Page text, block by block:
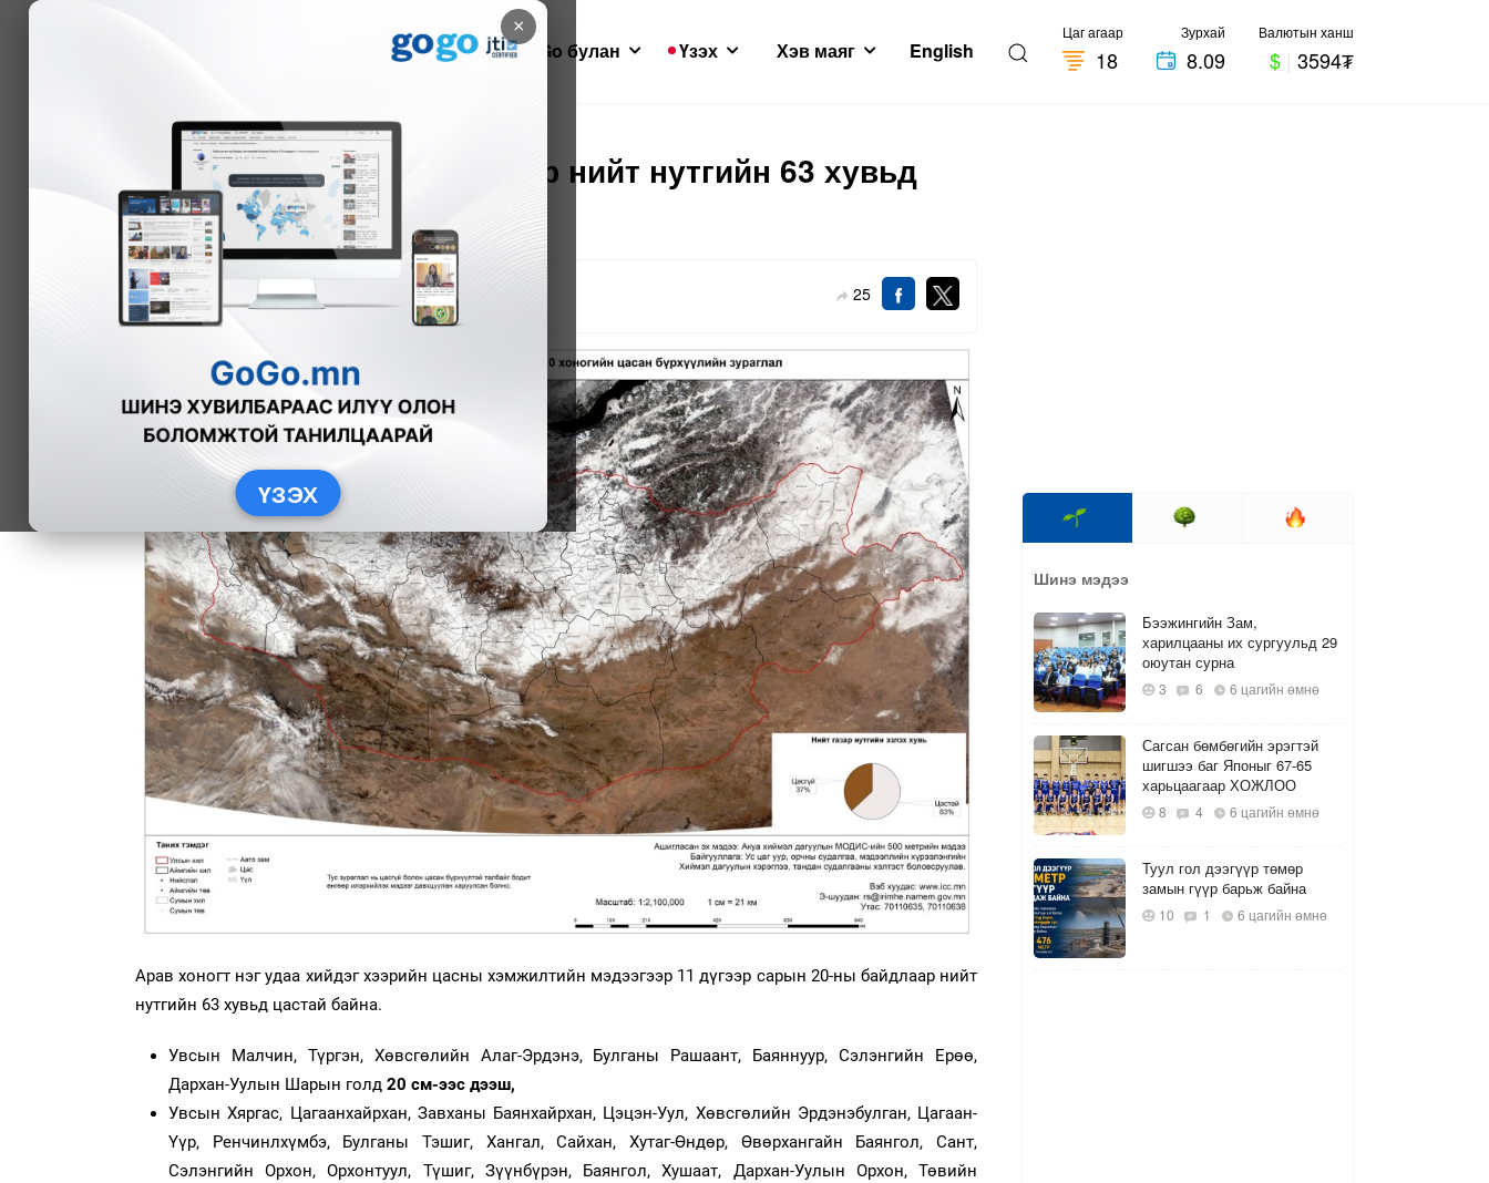
×
ҮЗЭХ
Мэдээ GoGo булан Үзэх Хэв маяг English
Цаг агаар
18
Зурхай
8.09
Валютын ханш
$ | 3594₮
Энэ сарын 20-ны байдлаар нийт нутгийн 63 хувьд
цастай байна
Б.Эрдэнэчимэг 2025-11-22 25
Арав хоногт нэг удаа хийдэг хээрийн цасны хэмжилтийн мэдээгээр 11 дүгээр сарын 20-ны байдлаар нийт
нутгийн 63 хувьд цастай байна.
Увсын Малчин, Түргэн, Хөвсгөлийн Алаг-Эрдэнэ, Булганы Рашаант, Баяннуур, Сэлэнгийн Ерөө,
Дархан-Уулын Шарын голд 20 см-ээс дээш,
Увсын Хяргас, Цагаанхайрхан, Завханы Баянхайрхан, Цэцэн-Уул, Хөвсгөлийн Эрдэнэбулган, Цагаан-
Үүр, Ренчинлхүмбэ, Булганы Тэшиг, Хангал, Сайхан, Хутаг-Өндөр, Өвөрхангайн Баянгол, Сант,
Сэлэнгийн Орхон, Орхонтуул, Түшиг, Зүүнбүрэн, Баянгол, Хушаат, Дархан-Уулын Орхон, Төвийн
Шинэ мэдээ
Бээжингийн Зам,
харилцааны их сургуульд 29
оюутан сурна
3 6 6 цагийн өмнө
Сагсан бөмбөгийн эрэгтэй
шигшээ баг Японыг 67-65
харьцаагаар ХОЖЛОО
8 4 6 цагийн өмнө
Туул гол дээгүүр төмөр
замын гүүр барьж байна
10 1 6 цагийн өмнө